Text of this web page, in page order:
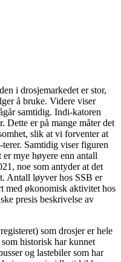
i drosjemarkedet er stor,
å bruke. Videre viser
samtidig. Indi-katoren
Dette er på mange måter det
slik at vi forventer at
Samtidig viser figuren
mye høyere enn antall
noe som antyder at det
Antall løyver hos SSB er
med økonomisk aktivitet hos
presis beskrivelse av
som drosjer er hele
historisk har kunnet
og lastebiler som har